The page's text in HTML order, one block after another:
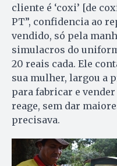
cliente é ‘coxi’ [de
PT”, confidencia ao
vendido, só pela
simulacros do
20 reais cada. Ele
sua mulher, largou a
para fabricar e vender
reage, sem dar
precisava.